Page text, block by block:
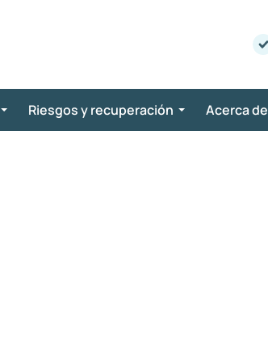
Riesgos y recuperación Acerca de